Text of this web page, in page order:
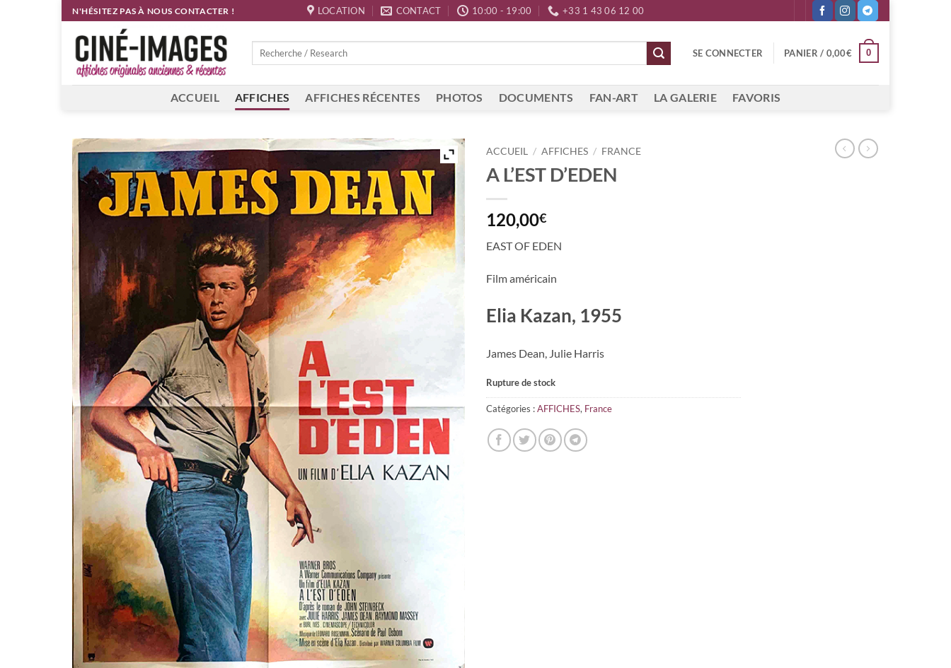
Passer
au
contenu
N'HÉSITEZ PAS À NOUS CONTACTER ! LOCATION CONTACT 10:00 - 19:00 +33 1 43 06 12 00
Recherche
SE CONNECTER PANIER / 0,00€ 0
ACCUEIL AFFICHES AFFICHES RÉCENTES PHOTOS DOCUMENTS FAN-ART LA GALERIE FAVORIS
ACCUEIL / AFFICHES / FRANCE
A L’EST D’EDEN
120,00€
EAST OF EDEN
Film américain
Elia Kazan, 1955
James Dean, Julie Harris
Rupture de stock
Catégories :AFFICHES, France